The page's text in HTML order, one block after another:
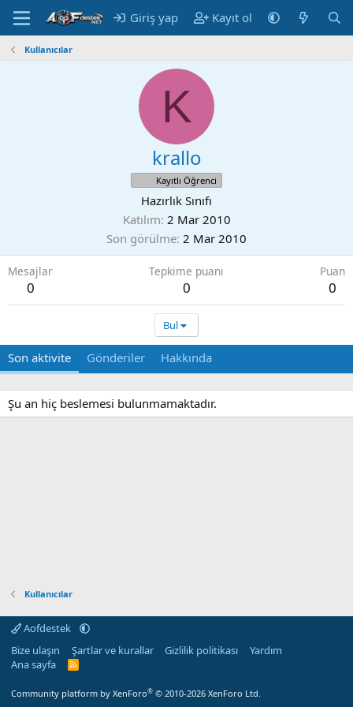
Giriş yap Kayıt ol
Kullanıcılar
K
krallo
Kayıtlı Öğrenci
Hazırlık Sınıfı
Katılım 2 Mar 2010
Son görülme 2 Mar 2010
Mesajlar
0
Tepkime puanı
0
Puan
0
Bul
Son aktivite Gönderiler Hakkında
Şu an hiç beslemesi bulunmamaktadır.
Kullanıcılar
Aofdestek
Bize ulaşın
Şartlar ve kurallar Gizlilik politikası
Yardım
Ana sayfa
R
Community platform by XenForo® © 2010-2026 XenForo Ltd.